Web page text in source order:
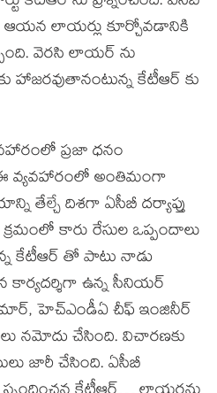
లాయర్లు కూర్చోవడానికి
వెరసి లాయర్ ను
హాజరవుతానంటున్న కేటీఆర్ కు
ప్రజా ధనం
వ్యవహారంలో అంతిమంగా
తేల్చే దిశగా ఏసీబీ దర్యాప్తు
కారు రేసుల ఒప్పందాలు
కేటీఆర్ తో పాటు నాడు
కార్యదర్శిగా ఉన్న సీనియర్
హెచ్ఎండీఏ చీఫ్ ఇంజినీర్
నమోదు చేసింది. విచారణకు
జారీ చేసింది. ఏసీబీ